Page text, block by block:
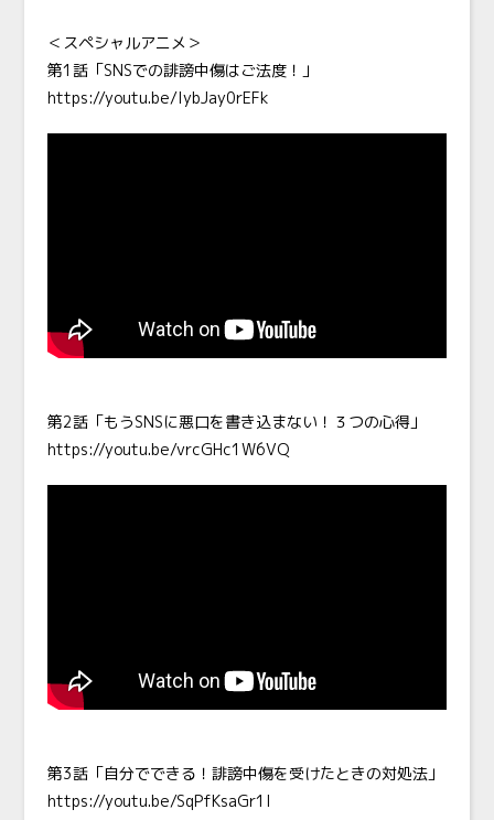
＜スペシャルアニメ＞
第1話「SNSでの誹謗中傷はご法度！」
https://youtu.be/IybJay0rEFk
第2話「もうSNSに悪口を書き込まない！３つの心得」
https://youtu.be/vrcGHc1W6VQ
第3話「自分でできる！誹謗中傷を受けたときの対処法」
https://youtu.be/SqPfKsaGr1I